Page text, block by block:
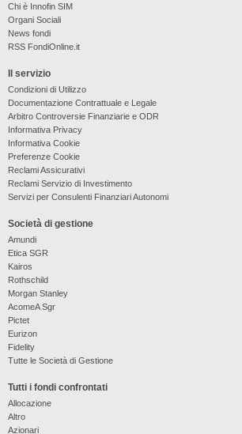
Chi è Innofin SIM
Organi Sociali
News fondi
RSS FondiOnline.it
Il servizio
Condizioni di Utilizzo
Documentazione Contrattuale e Legale
Arbitro Controversie Finanziarie e ODR
Informativa Privacy
Informativa Cookie
Preferenze Cookie
Reclami Assicurativi
Reclami Servizio di Investimento
Servizi per Consulenti Finanziari Autonomi
Società di gestione
Amundi
Etica SGR
Kairos
Rothschild
Morgan Stanley
AcomeA Sgr
Pictet
Eurizon
Fidelity
Tutte le Società di Gestione
Tutti i fondi confrontati
Allocazione
Altro
Azionari